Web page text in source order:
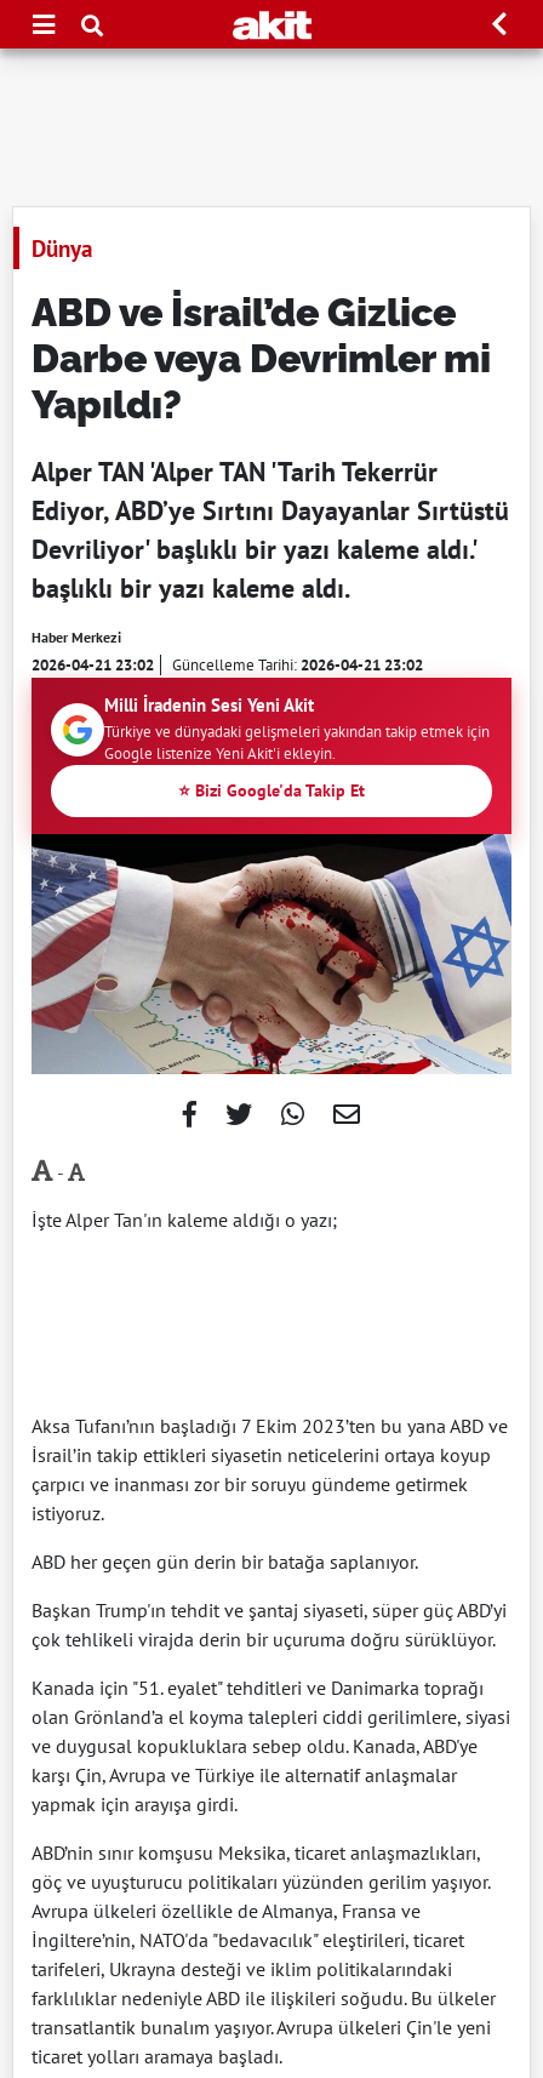
Dünya
ABD ve İsrail’de Gizlice
Darbe veya Devrimler mi
Yapıldı?
Alper TAN 'Alper TAN 'Tarih Tekerrür
Ediyor, ABD’ye Sırtını Dayayanlar Sırtüstü
Devriliyor' başlıklı bir yazı kaleme aldı.'
başlıklı bir yazı kaleme aldı.
Haber Merkezi
2026-04-21 23:02 Güncelleme Tarihi:2026-04-21 23:02
Milli İradenin Sesi Yeni Akit
Türkiye ve dünyadaki gelişmeleri yakından takip etmek için
Google listenize Yeni Akit'i ekleyin.
⭐ Bizi Google'da Takip Et
-
İşte Alper Tan'ın kaleme aldığı o yazı;
Aksa Tufanı’nın başladığı 7 Ekim 2023’ten bu yana ABD ve
İsrail’in takip ettikleri siyasetin neticelerini ortaya koyup
çarpıcı ve inanması zor bir soruyu gündeme getirmek
istiyoruz.
ABD her geçen gün derin bir batağa saplanıyor.
Başkan Trump'ın tehdit ve şantaj siyaseti, süper güç ABD’yi
çok tehlikeli virajda derin bir uçuruma doğru sürüklüyor.
Kanada için "51. eyalet" tehditleri ve Danimarka toprağı
olan Grönland’a el koyma talepleri ciddi gerilimlere, siyasi
ve duygusal kopukluklara sebep oldu. Kanada, ABD'ye
karşı Çin, Avrupa ve Türkiye ile alternatif anlaşmalar
yapmak için arayışa girdi.
ABD’nin sınır komşusu Meksika, ticaret anlaşmazlıkları,
göç ve uyuşturucu politikaları yüzünden gerilim yaşıyor.
Avrupa ülkeleri özellikle de Almanya, Fransa ve
İngiltere’nin, NATO'da "bedavacılık" eleştirileri, ticaret
tarifeleri, Ukrayna desteği ve iklim politikalarındaki
farklılıklar nedeniyle ABD ile ilişkileri soğudu. Bu ülkeler
transatlantik bunalım yaşıyor. Avrupa ülkeleri Çin'le yeni
ticaret yolları aramaya başladı.